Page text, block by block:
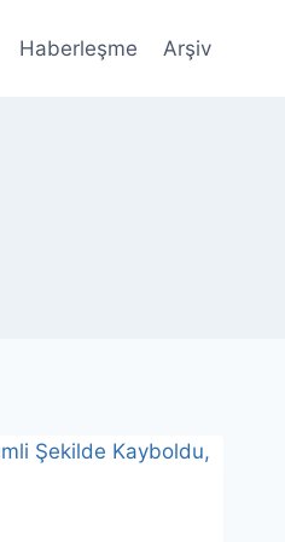
Haberleşme Arşiv